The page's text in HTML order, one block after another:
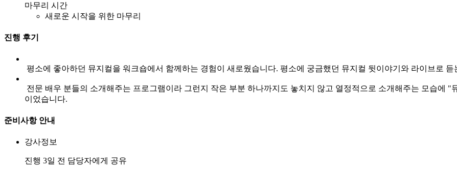
마무리 시간
새로운 시작을 위한 마무리
진행 후기
평소에 좋아하던 뮤지컬을 워크숍에서 함께하는 경험이 새로웠습니다. 평소에 궁금했던 뮤지컬 뒷이야기와 라이브로
전문 배우 분들의 소개해주는 프로그램이라 그런지 작은 부분 하나까지도 놓치지 않고 열정적으로 소개해주는 모습에
이었습니다.
준비사항 안내
강사정보
진행 3일 전 담당자에게 공유